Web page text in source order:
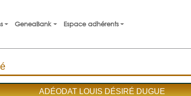
GeneaBank Espace adhérents
ADÉODAT LOUIS DÉSIRÉ DUGUE